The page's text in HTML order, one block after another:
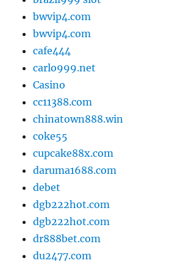
bwvip4.com
bwvip4.com
cafe444
carlo999.net
Casino
cc11388.com
chinatown888.win
coke55
cupcake88x.com
daruma1688.com
debet
dgb222hot.com
dgb222hot.com
dr888bet.com
du2477.com